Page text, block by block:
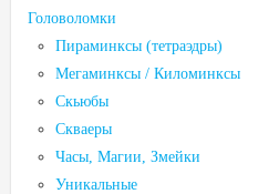
Головоломки
Пираминксы (тетраэдры)
Мегаминксы / Киломинксы
Скьюбы
Скваеры
Часы, Магии, Змейки
Уникальные